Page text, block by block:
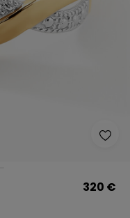
320 €